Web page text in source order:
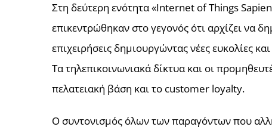
Στη δεύτερη ενότητα «Internet of Things
επικεντρώθηκαν στο γεγονός ότι αρχίζει να
επιχειρήσεις δημιουργώντας νέες ευκολίες
Τα τηλεπικοινωνιακά δίκτυα και οι
πελατειακή βάση και το customer loyalty.
Ο συντονισμός όλων των παραγόντων που